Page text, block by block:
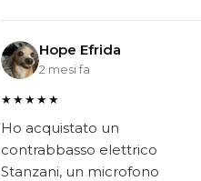
Hope Efrida
2 mesi fa
★★★★★
Ho acquistato un
contrabbasso elettrico
Stanzani, un microfono